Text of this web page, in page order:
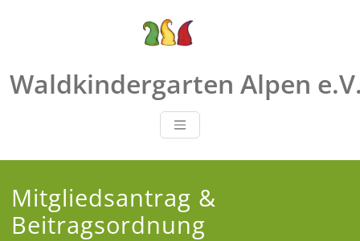
Waldkindergarten Alpen
Mitgliedsantrag &
Beitragsordnung